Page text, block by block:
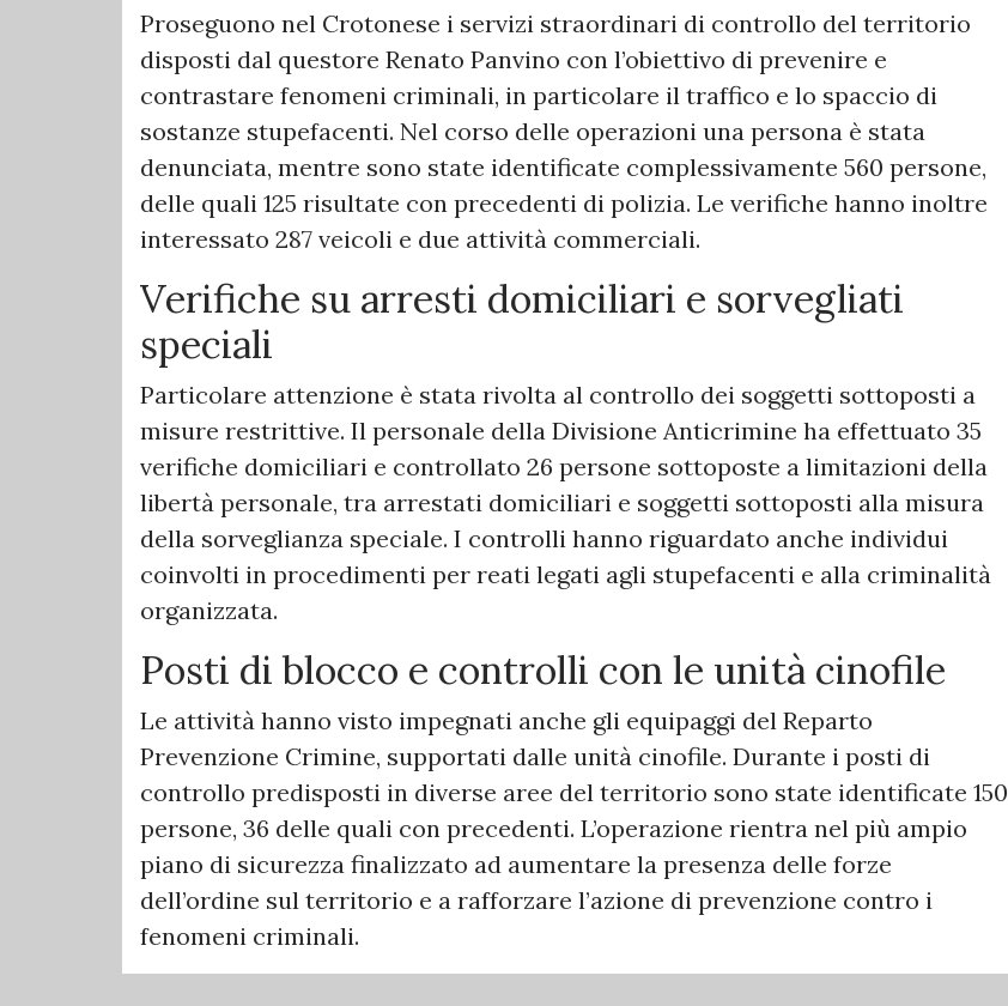
Proseguono nel Crotonese i servizi straordinari di controllo del territorio
disposti dal questore Renato Panvino con l’obiettivo di prevenire e
contrastare fenomeni criminali, in particolare il traffico e lo spaccio di
sostanze stupefacenti. Nel corso delle operazioni una persona è stata
denunciata, mentre sono state identificate complessivamente 560 persone,
delle quali 125 risultate con precedenti di polizia. Le verifiche hanno inoltre
interessato 287 veicoli e due attività commerciali.
Verifiche su arresti domiciliari e sorvegliati
speciali
Particolare attenzione è stata rivolta al controllo dei soggetti sottoposti a
misure restrittive. Il personale della Divisione Anticrimine ha effettuato 35
verifiche domiciliari e controllato 26 persone sottoposte a limitazioni della
libertà personale, tra arrestati domiciliari e soggetti sottoposti alla misura
della sorveglianza speciale. I controlli hanno riguardato anche individui
coinvolti in procedimenti per reati legati agli stupefacenti e alla criminalità
organizzata.
Posti di blocco e controlli con le unità cinofile
Le attività hanno visto impegnati anche gli equipaggi del Reparto
Prevenzione Crimine, supportati dalle unità cinofile. Durante i posti di
controllo predisposti in diverse aree del territorio sono state identificate 150
persone, 36 delle quali con precedenti. L’operazione rientra nel più ampio
piano di sicurezza finalizzato ad aumentare la presenza delle forze
dell’ordine sul territorio e a rafforzare l’azione di prevenzione contro i
fenomeni criminali.